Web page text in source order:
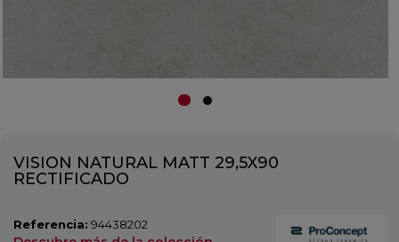
VISION NATURAL MATT 29,5X90
RECTIFICADO
Referencia: 94438202